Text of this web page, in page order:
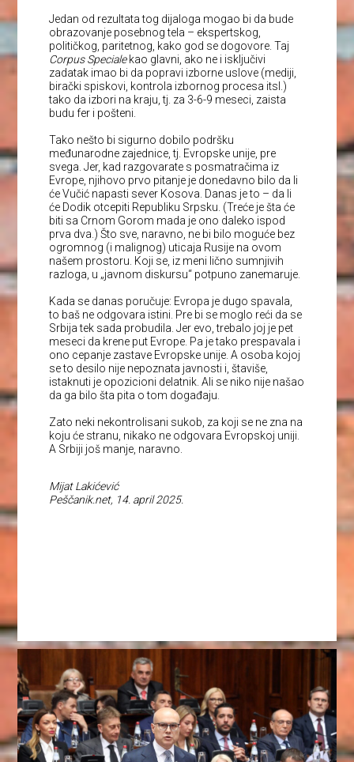
Jedan od rezultata tog dijaloga mogao bi da bude
obrazovanje posebnog tela – ekspertskog,
političkog, paritetnog, kako god se dogovore. Taj
Corpus Specialekao glavni, ako ne i isključivi
zadatak imao bi da popravi izborne uslove (mediji,
birački spiskovi, kontrola izbornog procesa itsl.)
tako da izbori na kraju, tj. za 3-6-9 meseci, zaista
budu fer i pošteni.
Tako nešto bi sigurno dobilo podršku
međunarodne zajednice, tj. Evropske unije, pre
svega. Jer, kad razgovarate s posmatračima iz
Evrope, njihovo prvo pitanje je donedavno bilo da li
će Vučić napasti sever Kosova. Danas je to – da li
će Dodik otcepiti Republiku Srpsku. (Treće je šta će
biti sa Crnom Gorom mada je ono daleko ispod
prva dva.) Što sve, naravno, ne bi bilo moguće bez
ogromnog (i malignog) uticaja Rusije na ovom
našem prostoru. Koji se, iz meni lično sumnjivih
razloga, u „javnom diskursu“ potpuno zanemaruje.
Kada se danas poručuje: Evropa je dugo spavala,
to baš ne odgovara istini. Pre bi se moglo reći da se
Srbija tek sada probudila. Jer evo, trebalo joj je pet
meseci da krene put Evrope. Pa je tako prespavala i
ono cepanje zastave Evropske unije. A osoba kojoj
se to desilo nije nepoznata javnosti i, štaviše,
istaknuti je opozicioni delatnik. Ali se niko nije našao
da ga bilo šta pita o tom događaju.
Zato neki nekontrolisani sukob, za koji se ne zna na
koju će stranu, nikako ne odgovara Evropskoj uniji.
A Srbiji još manje, naravno.
Mijat Lakićević
Peščanik.net, 14. april 2025.